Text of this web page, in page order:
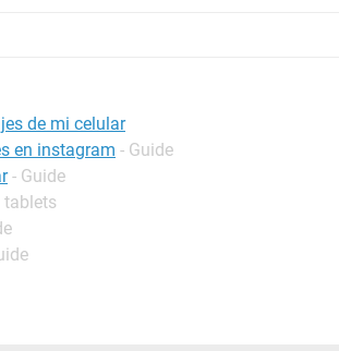
de mi celular
en instagram - Guide
- Guide
tablets